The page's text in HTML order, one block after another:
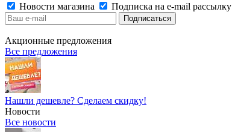
Новости магазина
Подписка на e-mail рассылку
Акционные предложения
Все предложения
Нашли дешевле? Сделаем скидку!
Новости
Все новости